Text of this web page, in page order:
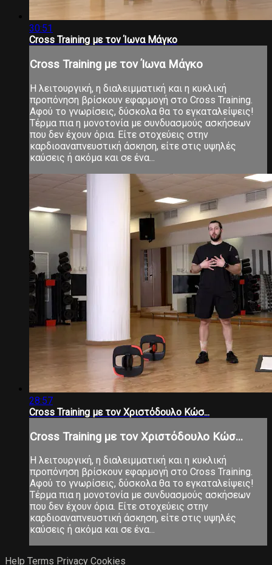
30:51
Cross Training με τον Ίωνα Μάγκο
Cross Training με τον Ίωνα Μάγκο
Η λειτουργική, η διαλειμματική και η κυκλική
προπόνηση βρίσκουν εφαρμογή στο Cross Training.
Αφού το γνωρίσεις, δύσκολα θα το εγκαταλείψεις!
Τέρμα πια η μονοτονία με συνδυασμούς ασκήσεων
που δεν έχουν όρια. Είτε στοχεύεις στην
καρδιοαναπνευστική άσκηση, είτε στις υψηλές
καύσεις ή ακόμα και σε ένα...
28:57
Cross Training με τον Χριστόδουλο Κώσ...
Cross Training με τον Χριστόδουλο Κώσ...
Η λειτουργική, η διαλειμματική και η κυκλική
προπόνηση βρίσκουν εφαρμογή στο Cross Training.
Αφού το γνωρίσεις, δύσκολα θα το εγκαταλείψεις!
Τέρμα πια η μονοτονία με συνδυασμούς ασκήσεων
που δεν έχουν όρια. Είτε στοχεύεις στην
καρδιοαναπνευστική άσκηση, είτε στις υψηλές
καύσεις ή ακόμα και σε ένα...
Help Terms Privacy Cookies